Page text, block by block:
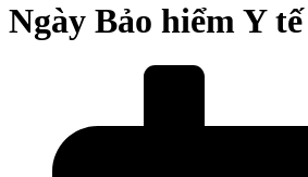
Ngày Bảo hiểm Y